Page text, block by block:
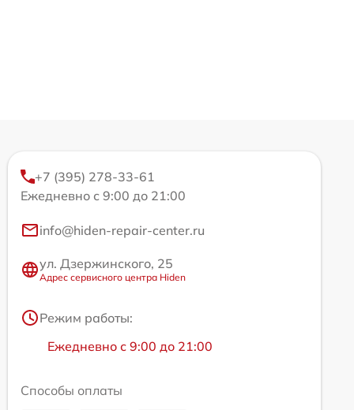
+7 (395) 278-33-61
Ежедневно с 9:00 до 21:00
info@hiden-repair-center.ru
ул. Дзержинского, 25
Адрес сервисного центра Hiden
Режим работы:
Ежедневно с 9:00 до 21:00
Способы оплаты